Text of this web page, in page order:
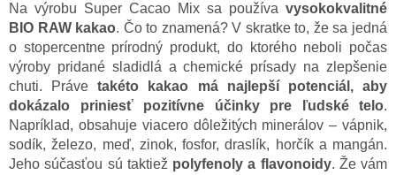
Na výrobu Super Cacao Mix sa používa vysokokvalitné
BIO RAW kakao. Čo to znamená? V skratke to, že sa jedná
o stopercentne prírodný produkt, do ktorého neboli počas
výroby pridané sladidlá a chemické prísady na zlepšenie
chuti. Právetakéto kakao má najlepší potenciál, aby
dokázalo priniesť pozitívne účinky pre ľudské telo.
Napríklad, obsahuje viacero dôležitých minerálov – vápnik,
sodík, železo, meď, zinok, fosfor, draslík, horčík a mangán.
Jeho súčasťou sú taktiež polyfenoly a flavonoidy. Že vám